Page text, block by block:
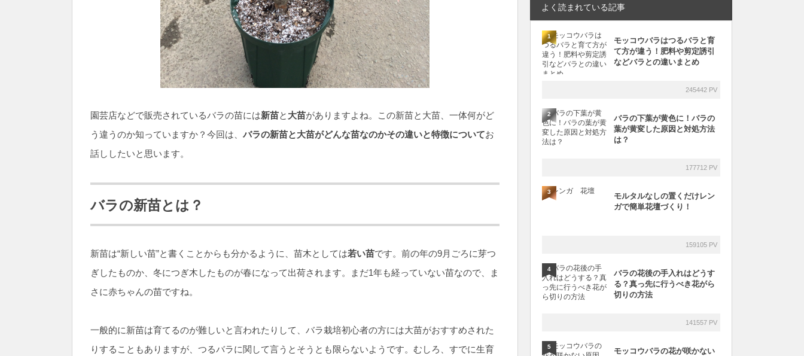
園芸店などで販売されているバラの苗には新苗と 大苗がありますよね。この新苗と大苗、一体何がど
う違うのか知っていますか？今回は、 バラの新苗と大苗がどんな苗なのかその違いと特徴についてお
話ししたいと思います。
バラの新苗とは？
新苗は“新しい苗”と書くことからも分かるように、苗木としては若い苗です。前の年の9月ごろに芽つ
ぎしたものか、冬につぎ木したものが春になって出荷されます。まだ1年も経っていない苗なので、ま
さに赤ちゃんの苗ですね。
一般的に新苗は育てるのが難しいと言われたりして、バラ栽培初心者の方には大苗がおすすめされた
りすることもありますが、つるバラに関して言うとそうとも限らないようです。むしろ、すでに生育
よく読まれている記事
1
モッコウバラはつるバラと育
て方が違う！肥料や剪定誘引
などバラとの違いまとめ
245442 PV
2
バラの下葉が黄色に！バラの
葉が黄変した原因と対処方法
は？
177712 PV
3
モルタルなしの置くだけレン
ガで簡単花壇づくり！
159105 PV
4
バラの花後の手入れはどうす
る？真っ先に行うべき花がら
切りの方法
141557 PV
5
モッコウバラの花が咲かない